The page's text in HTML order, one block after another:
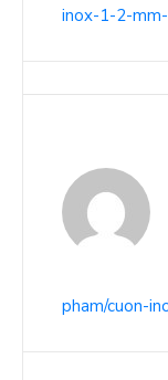
inox-1-2-
pham/cuon-